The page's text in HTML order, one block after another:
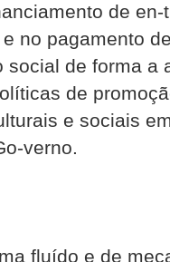
de
no pagamento
social de forma a
de
e sociais
verno.
fluído e de